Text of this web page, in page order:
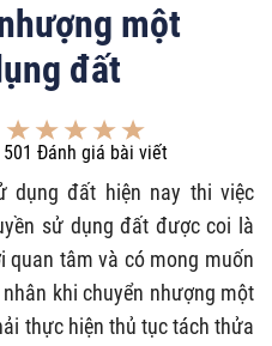
một
đất
501 Đánh giá bài viết
dụng đất hiện nay thi việc
sử dụng đất được coi là
tâm và có mong muốn
khi chuyển nhượng một
thực hiện thủ tục tách thửa